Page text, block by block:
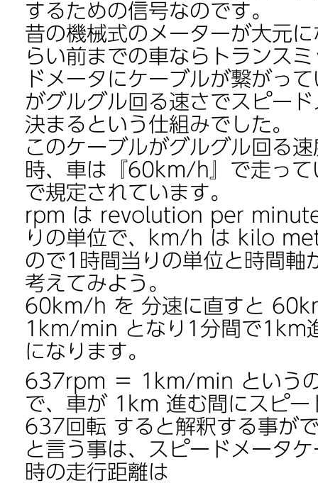
するための信号なのです。
昔の機械式のメーターが大元
らい前までの車ならトランス
ドメータにケーブルが繋がっ
がグルグル回る速さでスピー
決まるという仕組みでした。
このケーブルがグルグル回る
時、車は『60km/h』で走って
で規定されています。
rpm は revolution per minute
りの単位で、km/h は kilo
ので1時間当りの単位と時間軸
考えてみよう。
60km/h を 分速に直すと
1km/min となり1分間で1km
になります。
637rpm ＝ 1km/min という
で、車が 1km 進む間にスピー
637回転 すると解釈する事が
と言う事は、スピードメータ
時の走行距離は